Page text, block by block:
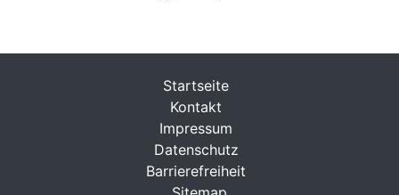
Startseite
Kontakt
Impressum
Datenschutz
Barrierefreiheit